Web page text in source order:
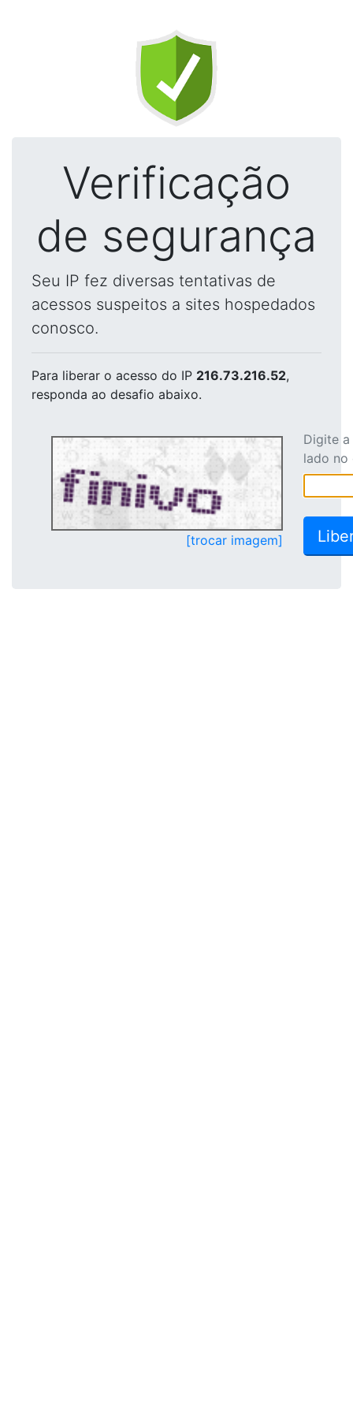
Verificação
de segurança
Seu IP fez diversas tentativas de
acessos suspeitos a sites hospedados
conosco.
Para liberar o acesso do IP 216.73.216.52,
responda ao desafio abaixo.
[trocar imagem]
Digite
lado no